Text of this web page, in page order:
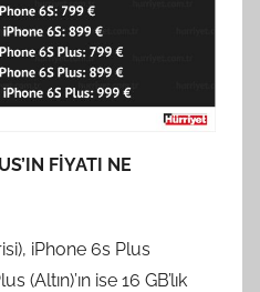
FİYATI NE
iPhone 6s Plus
(Altın)’ın ise 16 GB’lık